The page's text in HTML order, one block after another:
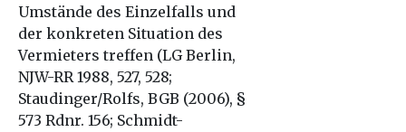
Umstände des Einzelfalls und
der konkreten Situation des
Vermieters treffen (LG Berlin,
NJW-RR 1988, 527, 528;
Staudinger/Rolfs, BGB (2006), §
573 Rdnr. 156; Schmidt-